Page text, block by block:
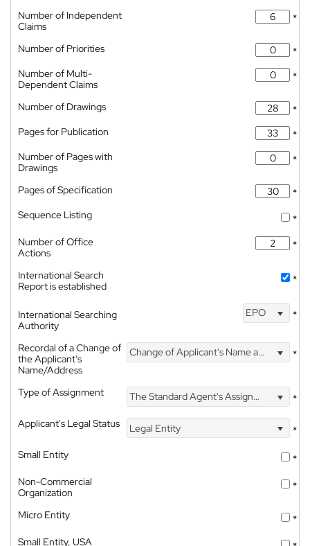
Number of Independent
Claims
*
Number of Priorities
*
Number of Multi-
Dependent Claims
*
Number of Drawings
*
Pages for Publication
*
Number of Pages with
Drawings
*
Pages of Specification
*
Sequence Listing
*
Number of Office
Actions
*
International Search
Report is established
*
International Searching
Authority
EPO *
Recordal of a Change of
the Applicant's
Name/Address
Change of Applicant's Name and Address *
Type of Assignment The Standard Agent's Assignment
*
Applicant's Legal Status
Legal Entity
*
Small Entity
*
Non-Commercial
Organization
*
Micro Entity
*
Small Entity, USA